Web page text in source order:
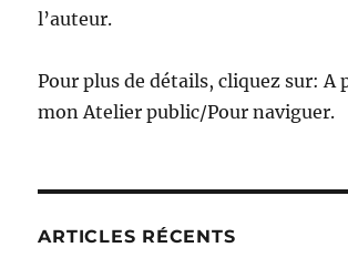
l’auteur.
Pour plus de détails, cliquez sur: A
mon Atelier public/Pour naviguer.
ARTICLES RÉCENTS